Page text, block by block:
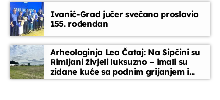
Za srce i dušu
20:00 - 20:45
Ivanić-Grad jučer svečano proslavio
155. rođendan
Arheologinja Lea Čataj: Na Sipčini su
Rimljani živjeli luksuzno – imali su
zidane kuće sa podnim grijanjem i
oslikanim zidovima